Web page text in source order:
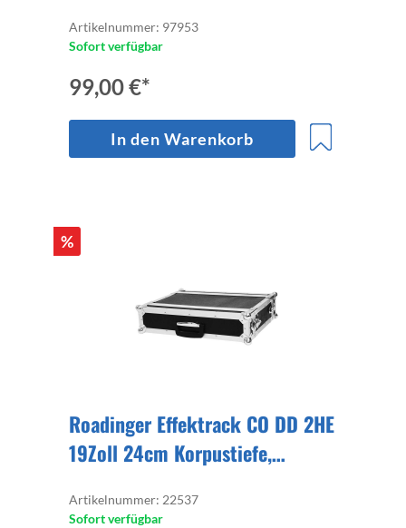
Artikelnummer: 97953
Sofort verfügbar
99,00 €*
In den Warenkorb
%
Roadinger Effektrack CO DD 2HE
19Zoll 24cm Korpustiefe,
einem Deckel
Artikelnummer: 22537
Sofort verfügbar